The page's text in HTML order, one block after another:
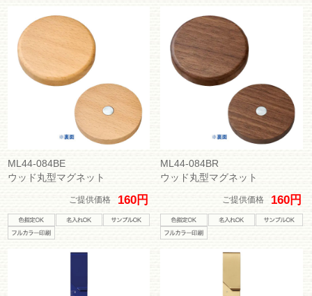
ML44-084BE
ウッド丸型マグネット
ご提供価格 160円
ML44-084BR
ウッド丸型マグネット
ご提供価格 160円